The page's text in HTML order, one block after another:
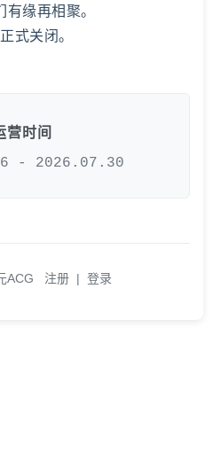
有缘再相聚。
式关闭。
营时间
- 2026.07.30
ACG 注册 | 登录